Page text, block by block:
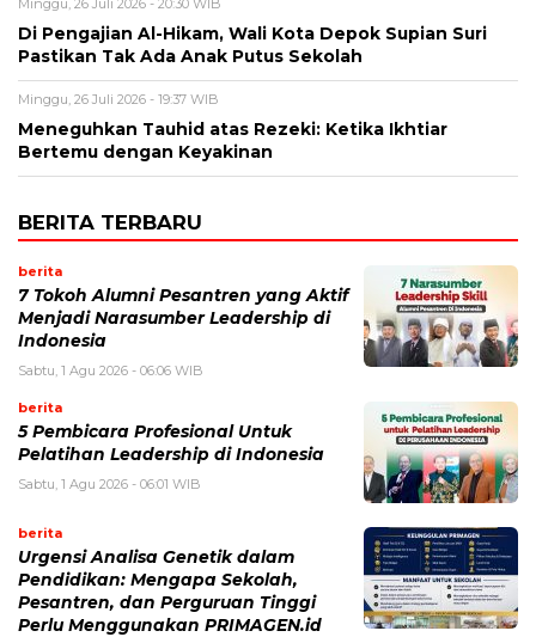
Minggu, 26 Juli 2026 - 20:30 WIB
Di Pengajian Al-Hikam, Wali Kota Depok Supian Suri
Pastikan Tak Ada Anak Putus Sekolah
Minggu, 26 Juli 2026 - 19:37 WIB
Meneguhkan Tauhid atas Rezeki: Ketika Ikhtiar
Bertemu dengan Keyakinan
BERITA TERBARU
berita
7 Tokoh Alumni Pesantren yang Aktif
Menjadi Narasumber Leadership di
Indonesia
Sabtu, 1 Agu 2026 - 06:06 WIB
berita
5 Pembicara Profesional Untuk
Pelatihan Leadership di Indonesia
Sabtu, 1 Agu 2026 - 06:01 WIB
berita
Urgensi Analisa Genetik dalam
Pendidikan: Mengapa Sekolah,
Pesantren, dan Perguruan Tinggi
Perlu Menggunakan PRIMAGEN.id